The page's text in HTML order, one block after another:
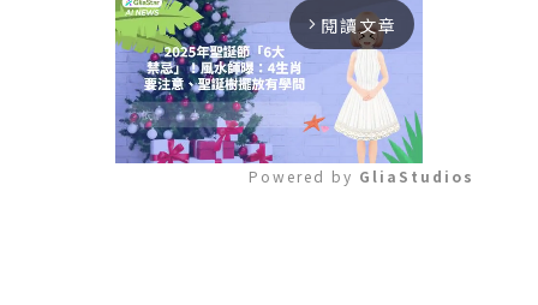
arrow_forward_ios 閱讀文章
Powered by GliaStudios